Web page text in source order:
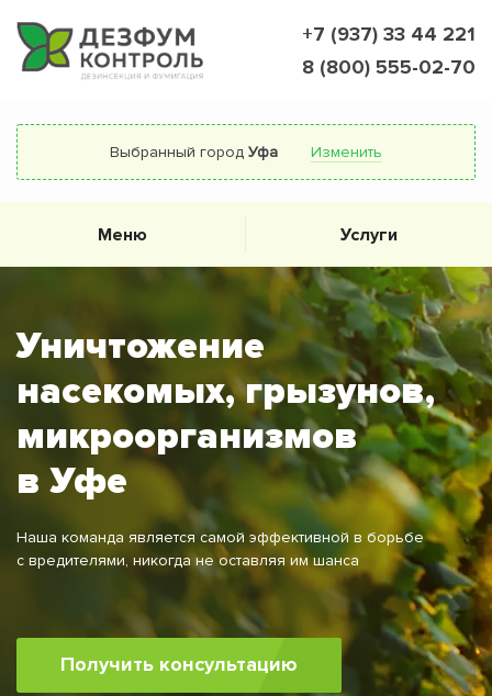
+7 (937) 33 44 221
8 (800) 555-02-70
Выбранный город Уфа Изменить
Меню Услуги
Уничтожение
насекомых, грызунов,
микроорганизмов
в Уфе
Наша команда является самой эффективной в борьбе
с вредителями, никогда не оставляя им шанса
Получить консультацию